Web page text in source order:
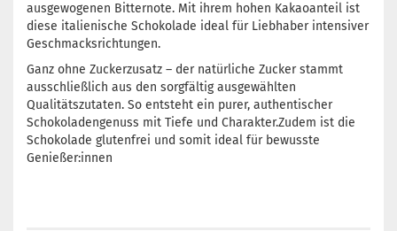
ausgewogenen Bitternote. Mit ihrem hohen Kakaoanteil ist
diese italienische Schokolade ideal für Liebhaber intensiver
Geschmacksrichtungen.
Ganz ohne Zuckerzusatz – der natürliche Zucker stammt
ausschließlich aus den sorgfältig ausgewählten
Qualitätszutaten. So entsteht ein purer, authentischer
Schokoladengenuss mit Tiefe und Charakter.Zudem ist die
Schokolade glutenfrei und somit ideal für bewusste
Genießer:innen